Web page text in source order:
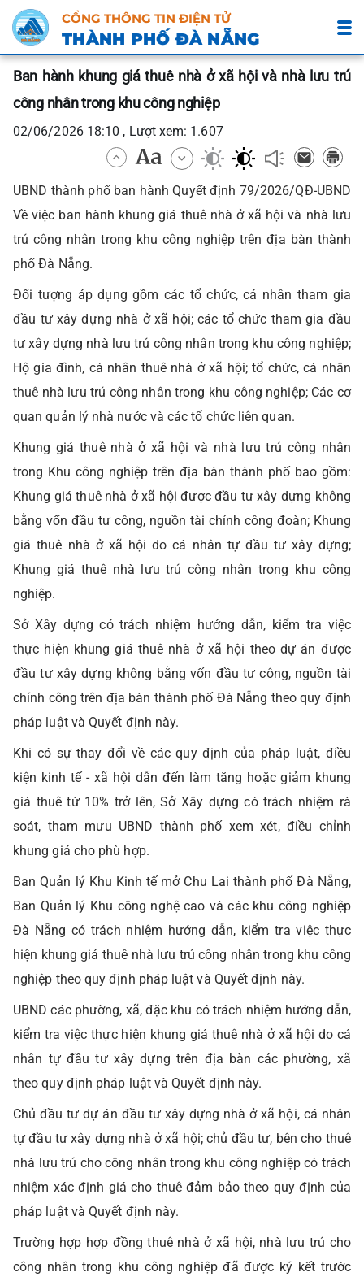
CỔNG THÔNG TIN ĐIỆN TỬ
THÀNH PHỐ ĐÀ NẴNG
Ban hành khung giá thuê nhà ở xã hội và nhà lưu trú
công nhân trong khu công nghiệp
02/06/2026 18:10 , Lượt xem: 1.607
UBND thành phố ban hành Quyết định 79/2026/QĐ-UBND
Về việc ban hành khung giá thuê nhà ở xã hội và nhà lưu
trú công nhân trong khu công nghiệp trên địa bàn thành
phố Đà Nẵng.
Đối tượng áp dụng gồm các tổ chức, cá nhân tham gia
đầu tư xây dựng nhà ở xã hội; các tổ chức tham gia đầu
tư xây dựng nhà lưu trú công nhân trong khu công nghiệp;
Hộ gia đình, cá nhân thuê nhà ở xã hội; tổ chức, cá nhân
thuê nhà lưu trú công nhân trong khu công nghiệp; Các cơ
quan quản lý nhà nước và các tổ chức liên quan.
Khung giá thuê nhà ở xã hội và nhà lưu trú công nhân
trong Khu công nghiệp trên địa bàn thành phố bao gồm:
Khung giá thuê nhà ở xã hội được đầu tư xây dựng không
bằng vốn đầu tư công, nguồn tài chính công đoàn; Khung
giá thuê nhà ở xã hội do cá nhân tự đầu tư xây dựng;
Khung giá thuê nhà lưu trú công nhân trong khu công
nghiệp.
Sở Xây dựng có trách nhiệm hướng dẫn, kiểm tra việc
thực hiện khung giá thuê nhà ở xã hội theo dự án được
đầu tư xây dựng không bằng vốn đầu tư công, nguồn tài
chính công trên địa bàn thành phố Đà Nẵng theo quy định
pháp luật và Quyết định này.
Khi có sự thay đổi về các quy định của pháp luật, điều
kiện kinh tế - xã hội dẫn đến làm tăng hoặc giảm khung
giá thuê từ 10% trở lên, Sở Xây dựng có trách nhiệm rà
soát, tham mưu UBND thành phố xem xét, điều chỉnh
khung giá cho phù hợp.
Ban Quản lý Khu Kinh tế mở Chu Lai thành phố Đà Nẵng,
Ban Quản lý Khu công nghệ cao và các khu công nghiệp
Đà Nẵng có trách nhiệm hướng dẫn, kiểm tra việc thực
hiện khung giá thuê nhà lưu trú công nhân trong khu công
nghiệp theo quy định pháp luật và Quyết định này.
UBND các phường, xã, đặc khu có trách nhiệm hướng dẫn,
kiểm tra việc thực hiện khung giá thuê nhà ở xã hội do cá
nhân tự đầu tư xây dựng trên địa bàn các phường, xã
theo quy định pháp luật và Quyết định này.
Chủ đầu tư dự án đầu tư xây dựng nhà ở xã hội, cá nhân
tự đầu tư xây dựng nhà ở xã hội; chủ đầu tư, bên cho thuê
nhà lưu trú cho công nhân trong khu công nghiệp có trách
nhiệm xác định giá cho thuê đảm bảo theo quy định của
pháp luật và Quyết định này.
Trường hợp hợp đồng thuê nhà ở xã hội, nhà lưu trú cho
công nhân trong khu công nghiệp đã được ký kết trước